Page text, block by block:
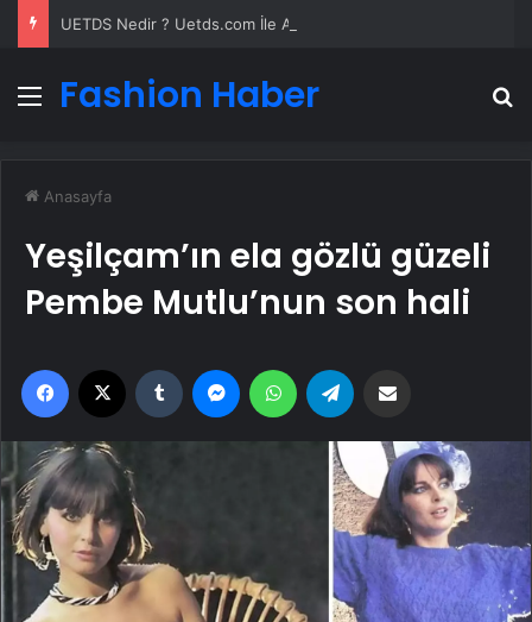
Menü
Fashion Haber
Anasayfa
Yeşilçam’ın ela gözlü güzeli
Pembe Mutlu’nun son hali
Facebook Tumblr MessengerWhatsApp